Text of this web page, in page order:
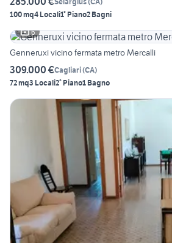
100 mq4 Locali1° Piano2 Bagni
6
Genneruxi vicino fermata metro Mercalli
309.000 €Cagliari(CA)
72 mq3 Locali2° Piano1 Bagno